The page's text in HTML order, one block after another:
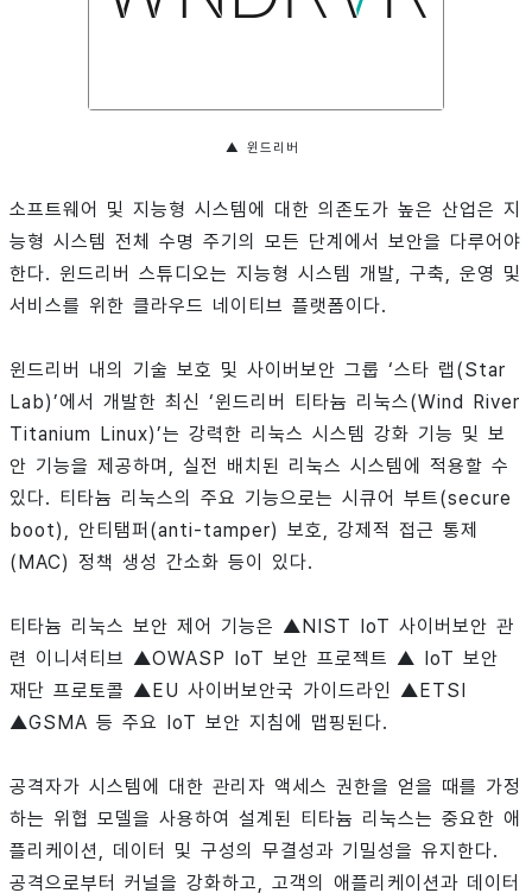
▲ 윈드리버
소프트웨어 및 지능형 시스템에 대한 의존도가 높은 산업은 지
능형 시스템 전체 수명 주기의 모든 단계에서 보안을 다루어야
한다. 윈드리버 스튜디오는 지능형 시스템 개발, 구축, 운영 및
서비스를 위한 클라우드 네이티브 플랫폼이다.
윈드리버 내의 기술 보호 및 사이버보안 그룹 ‘스타 랩(Star
Lab)’에서 개발한 최신 ‘윈드리버 티타늄 리눅스(Wind River
Titanium Linux)’는 강력한 리눅스 시스템 강화 기능 및 보
안 기능을 제공하며, 실전 배치된 리눅스 시스템에 적용할 수
있다. 티타늄 리눅스의 주요 기능으로는 시큐어 부트(secure
boot), 안티탬퍼(anti-tamper) 보호, 강제적 접근 통제
(MAC) 정책 생성 간소화 등이 있다.
티타늄 리눅스 보안 제어 기능은 ▲NIST IoT 사이버보안 관
련 이니셔티브 ▲OWASP IoT 보안 프로젝트 ▲ IoT 보안
재단 프로토콜 ▲EU 사이버보안국 가이드라인 ▲ETSI
▲GSMA 등 주요 IoT 보안 지침에 맵핑된다.
공격자가 시스템에 대한 관리자 액세스 권한을 얻을 때를 가정
하는 위협 모델을 사용하여 설계된 티타늄 리눅스는 중요한 애
플리케이션, 데이터 및 구성의 무결성과 기밀성을 유지한다.
공격으로부터 커널을 강화하고, 고객의 애플리케이션과 데이터